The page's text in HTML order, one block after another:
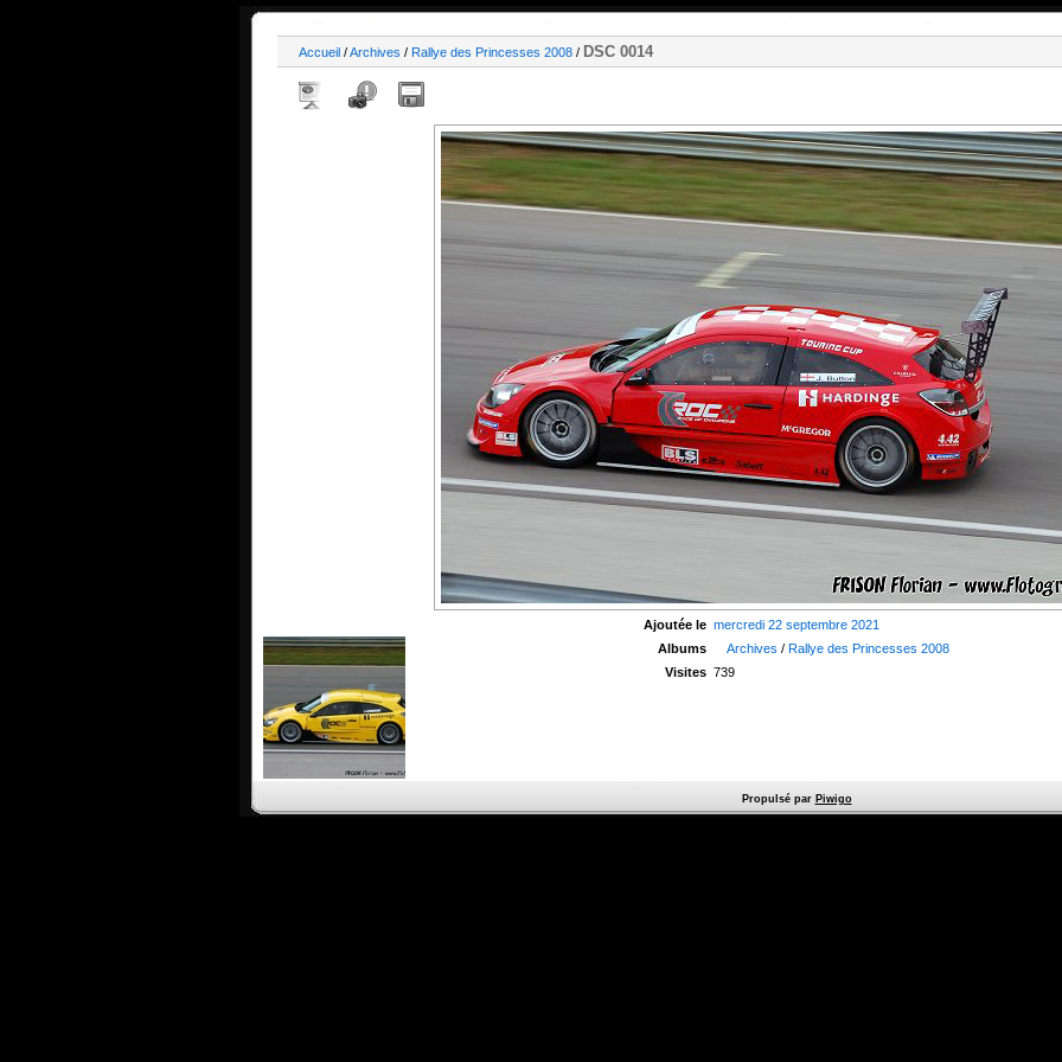
Accueil /Archives / Rallye des Princesses 2008 / DSC 0014
Ajoutée le mercredi 22 septembre 2021
Albums
Archives / Rallye des Princesses 2008
Visites 739
Propulsé par Piwigo